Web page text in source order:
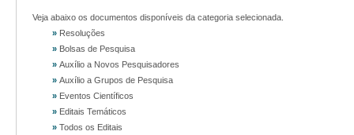
Veja abaixo os documentos disponíveis da categoria selecionada.
» Resoluções
» Bolsas de Pesquisa
» Auxílio a Novos Pesquisadores
» Auxílio a Grupos de Pesquisa
» Eventos Científicos
» Editais Temáticos
» Todos os Editais